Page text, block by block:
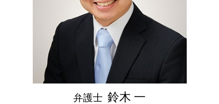
公正証書遺言 もめる
千葉県 企業法務 弁護士 相談
神奈川県 慰謝料 弁護士 相談
埼玉県 遺言書 弁護士 相談
渋谷区 企業法務 弁護士 相談
千葉県 不当解雇 弁護士 相談
千葉県 離婚 弁護士 相談
港区 遺留分 弁護士 相談
弁護士 鈴木 一